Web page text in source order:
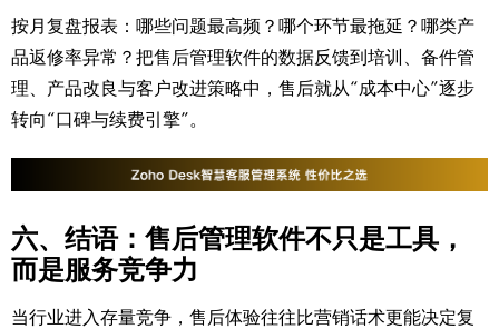
按月复盘报表：哪些问题最高频？哪个环节最拖延？哪类产
品返修率异常？把售后管理软件的数据反馈到培训、备件管
理、产品改良与客户改进策略中，售后就从“成本中心”逐步
转向“口碑与续费引擎”。
六、结语：售后管理软件不只是工具，
而是服务竞争力
当行业进入存量竞争，售后体验往往比营销话术更能决定复